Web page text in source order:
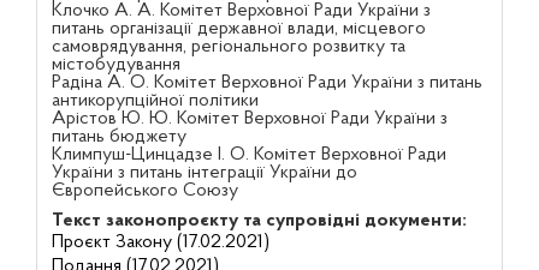
Клочко А. А. Комітет Верховної Ради України з
питань організації державної влади, місцевого
самоврядування, регіонального розвитку та
містобудування
Радіна А. О. Комітет Верховної Ради України з питань
антикорупційної політики
Арістов Ю. Ю. Комітет Верховної Ради України з
питань бюджету
Климпуш-Цинцадзе І. О. Комітет Верховної Ради
України з питань інтеграції України до
Європейського Союзу
Текст законопроєкту та супровідні документи:
Проєкт Закону (17.02.2021)